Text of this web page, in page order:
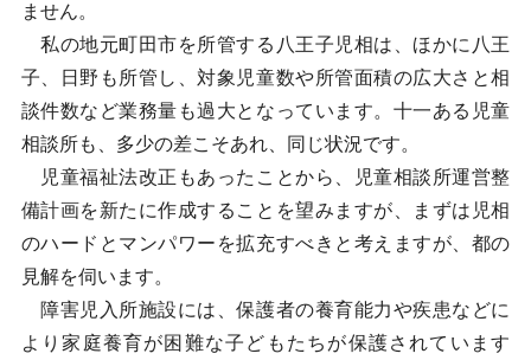
ません。
私の地元町田市を所管する八王子児相は、ほかに八王
子、日野も所管し、対象児童数や所管面積の広大さと相
談件数など業務量も過大となっています。十一ある児童
相談所も、多少の差こそあれ、同じ状況です。
児童福祉法改正もあったことから、児童相談所運営整
備計画を新たに作成することを望みますが、まずは児相
のハードとマンパワーを拡充すべきと考えますが、都の
見解を伺います。
障害児入所施設には、保護者の養育能力や疾患などに
より家庭養育が困難な子どもたちが保護されています